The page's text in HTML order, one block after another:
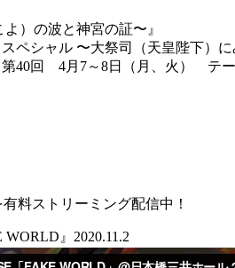
）の波と神宮の証〜』
ペシャル 〜大祭司（天皇陛下）
40回 4月7～8日（月、火） テ
料ストリーミング配信中！
』2020.11.2